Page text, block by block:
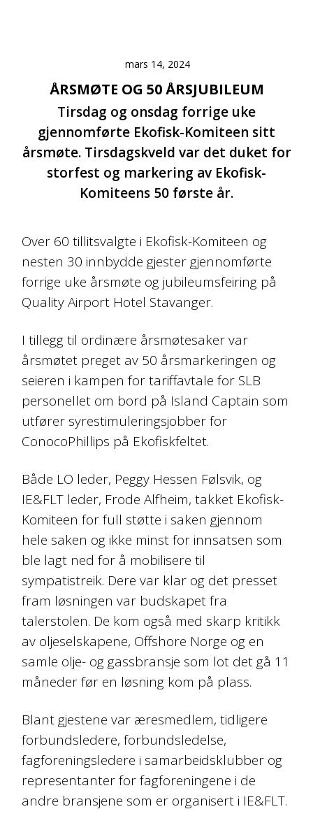
mars 14, 2024
ÅRSMØTE OG 50 ÅRSJUBILEUM
Tirsdag og onsdag forrige uke
gjennomførte Ekofisk-Komiteen sitt
årsmøte. Tirsdagskveld var det duket for
storfest og markering av Ekofisk-
Komiteens 50 første år.
Over 60 tillitsvalgte i Ekofisk-Komiteen og
nesten 30 innbydde gjester gjennomførte
forrige uke årsmøte og jubileumsfeiring på
Quality Airport Hotel Stavanger.
I tillegg til ordinære årsmøtesaker var
årsmøtet preget av 50 årsmarkeringen og
seieren i kampen for tariffavtale for SLB
personellet om bord på Island Captain som
utfører syrestimuleringsjobber for
ConocoPhillips på Ekofiskfeltet.
Både LO leder, Peggy Hessen Følsvik, og
IE&FLT leder, Frode Alfheim, takket Ekofisk-
Komiteen for full støtte i saken gjennom
hele saken og ikke minst for innsatsen som
ble lagt ned for å mobilisere til
sympatistreik. Dere var klar og det presset
fram løsningen var budskapet fra
talerstolen. De kom også med skarp kritikk
av oljeselskapene, Offshore Norge og en
samle olje- og gassbransje som lot det gå 11
måneder før en løsning kom på plass.
Blant gjestene var æresmedlem, tidligere
forbundsledere, forbundsledelse,
fagforeningsledere i samarbeidsklubber og
representanter for fagforeningene i de
andre bransjene som er organisert i IE&FLT.